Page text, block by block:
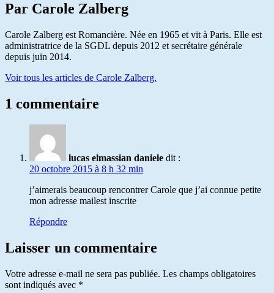
Par Carole Zalberg
Carole Zalberg est Romancière. Née en 1965 et vit à Paris. Elle est
administratrice de la SGDL depuis 2012 et secrétaire générale
depuis juin 2014.
Voir tous les articles de Carole Zalberg.
1 commentaire
lucas elmassian daniele dit :
20 octobre 2015 à 8 h 32 min
j’aimerais beaucoup rencontrer Carole que j’ai connue petite
mon adresse mailest inscrite
Répondre
Laisser un commentaire
Votre adresse e-mail ne sera pas publiée. Les champs obligatoires
sont indiqués avec *